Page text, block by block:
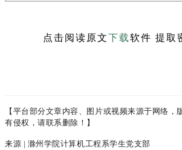
点击阅读原文下载软件 提取
【平台部分文章内容、图片或视频来源于网络，
有侵权，请联系删除！】
来源 | 滁州学院计算机工程系学生党支部